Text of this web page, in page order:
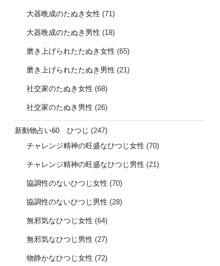
大器晩成のたぬき女性 (71)
大器晩成のたぬき男性 (18)
磨き上げられたたぬき女性 (65)
磨き上げられたたぬき男性 (21)
社交家のたぬき女性 (68)
社交家のたぬき男性 (26)
新動物占い60 ひつじ (247)
チャレンジ精神の旺盛なひつじ女性 (70)
チャレンジ精神の旺盛なひつじ男性 (21)
協調性のないひつじ女性 (70)
協調性のないひつじ男性 (28)
無邪気なひつじ女性 (64)
無邪気なひつじ男性 (27)
物静かなひつじ女性 (72)